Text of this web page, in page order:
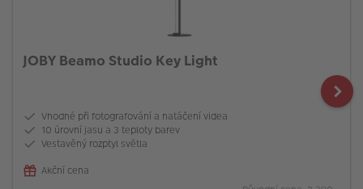
JOBY Beamo Studio Key Light
Vhodné při fotografování a natáčení videa
10 úrovní jasu a 3 teploty barev
Vestavěný rozptyl světla
Akční cena